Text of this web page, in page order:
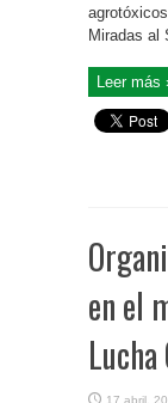
Miradas al
Leer más
en el
17 abril,